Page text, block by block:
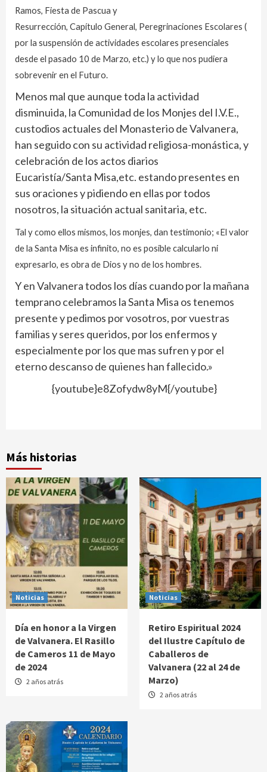
Ramos, Fiesta de Pascua y
Resurrección, Capítulo General, Peregrinaciones Escolares (
por la suspensión de actividades escolares presenciales
desde el pasado 10 de Marzo, etc.) y lo que nos pudiera
sobrevenir en el Futuro.
Menos mal que aunque toda la actividad
disminuida, la Comunidad de los Monjes del I.V.E.,
custodios actuales del Monasterio de Valvanera,
han seguido con su actividad religiosa-monástica, y
celebración de los actos diarios
Eucaristía/Santa Misa,etc. estando presentes en
sus oraciones y pidiendo en ellas por todos
nosotros, la situación actual sanitaria, etc.
Tal y como ellos mismos, los monjes, dan testimonio; «El valor
de la Santa Misa es infinito, no es posible calcularlo ni
expresarlo, es obra de Dios y no de los hombres.
Y en Valvanera todos los días cuando por la mañana
temprano celebramos la Santa Misa os tenemos
presente y pedimos por vosotros, por vuestras
familias y seres queridos, por los enfermos y
especialmente por los que mas sufren y por el
eterno descanso de quienes han fallecido.»
{youtube}e8Zofydw8yM{/youtube}
Más historias
Noticias
Día en honor a la Virgen
de Valvanera. El Rasillo
de Cameros 11 de Mayo
de 2024
2 años atrás
Noticias
Retiro Espiritual 2024
del Ilustre Capítulo de
Caballeros de
Valvanera (22 al 24 de
Marzo)
2 años atrás